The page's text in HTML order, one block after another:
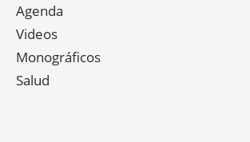
Agenda
Videos
Monográficos
Salud